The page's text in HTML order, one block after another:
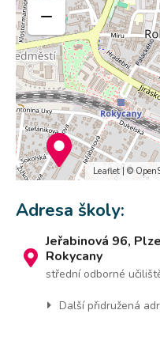
−
Leaflet| ©
Adresa školy:
Jeřabinová 96,
Rokycany
střední odborné
Další přidružená